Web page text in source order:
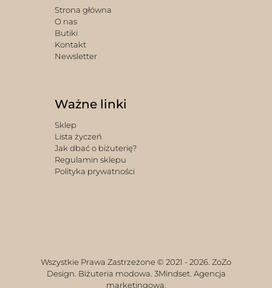
Strona główna
O nas
Butiki
Kontakt
Newsletter
Ważne linki
Sklep
Lista życzeń
Jak dbać o biżuterię?
Regulamin sklepu
Polityka prywatności
Wszystkie Prawa Zastrzeżone © 2021 - 2026. ZoZo
Design. Biżuteria modowa. 3Mindset. Agencja
marketingowa.